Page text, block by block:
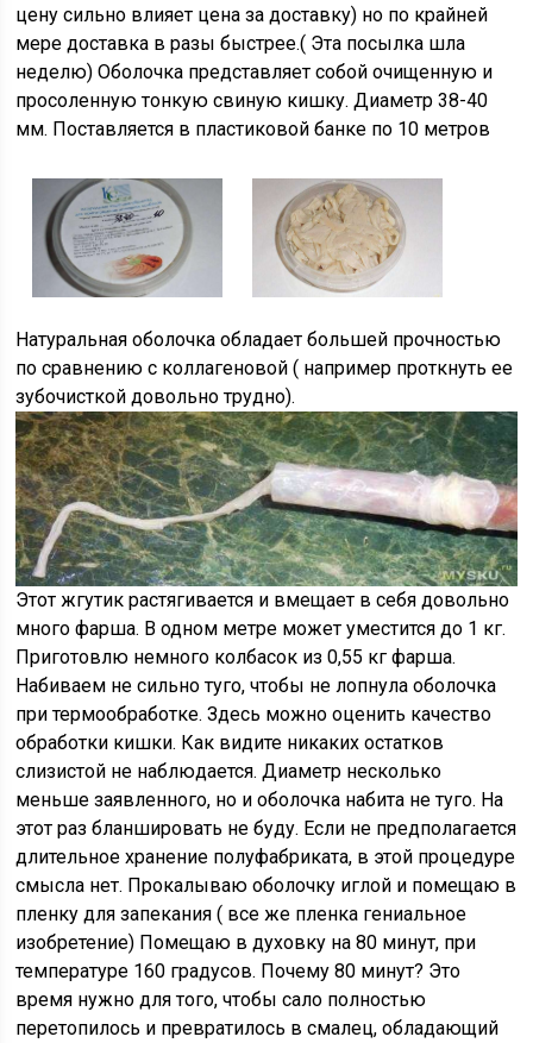
цену сильно влияет цена за доставку) но по крайней
мере доставка в разы быстрее.( Эта посылка шла
неделю) Оболочка представляет собой очищенную и
просоленную тонкую свиную кишку. Диаметр 38-40
мм. Поставляется в пластиковой банке по 10 метров
Натуральная оболочка обладает большей прочностью
по сравнению с коллагеновой ( например проткнуть ее
зубочисткой довольно трудно).
Этот жгутик растягивается и вмещает в себя довольно
много фарша. В одном метре может уместится до 1 кг.
Приготовлю немного колбасок из 0,55 кг фарша.
Набиваем не сильно туго, чтобы не лопнула оболочка
при термообработке. Здесь можно оценить качество
обработки кишки. Как видите никаких остатков
слизистой не наблюдается. Диаметр несколько
меньше заявленного, но и оболочка набита не туго. На
этот раз бланшировать не буду. Если не предполагается
длительное хранение полуфабриката, в этой процедуре
смысла нет. Прокалываю оболочку иглой и помещаю в
пленку для запекания ( все же пленка гениальное
изобретение) Помещаю в духовку на 80 минут, при
температуре 160 градусов. Почему 80 минут? Это
время нужно для того, чтобы сало полностью
перетопилось и превратилось в смалец, обладающий